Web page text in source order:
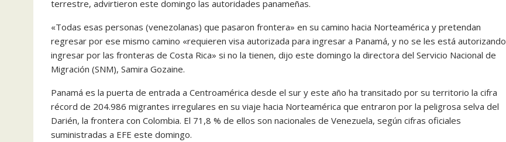
terrestre, advirtieron este domingo las autoridades panameñas.
«Todas esas personas (venezolanas) que pasaron frontera» en su camino hacia Norteamérica y pretendan
regresar por ese mismo camino «requieren visa autorizada para ingresar a Panamá, y no se les está autorizando
ingresar por las fronteras de Costa Rica» si no la tienen, dijo este domingo la directora del Servicio Nacional de
Migración (SNM), Samira Gozaine.
Panamá es la puerta de entrada a Centroamérica desde el sur y este año ha transitado por su territorio la cifra
récord de 204.986 migrantes irregulares en su viaje hacia Norteamérica que entraron por la peligrosa selva del
Darién, la frontera con Colombia. El 71,8 % de ellos son nacionales de Venezuela, según cifras oficiales
suministradas a EFE este domingo.